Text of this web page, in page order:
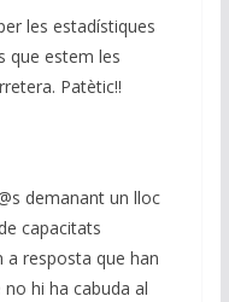
les estadístiques
que estem les
Patètic!!
demanant un lloc
capacitats
resposta que han
no hi ha cabuda al